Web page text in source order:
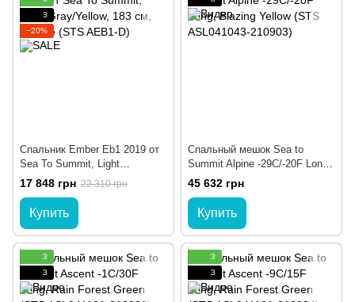
3
−20%
Спальник Ember Eb1 2019 от
Sea To Summit, Light
Gray/Yellow, 183 см, Double
(STS AEB1-D)
17 848 грн 22 310 грн
Купить
Спальный мешок Sea to
Summit Alpine -29C/-20F Long,
Blazing Yellow (STS
ASL041043-210903)
45 632 грн
Купить
3
3
3
3